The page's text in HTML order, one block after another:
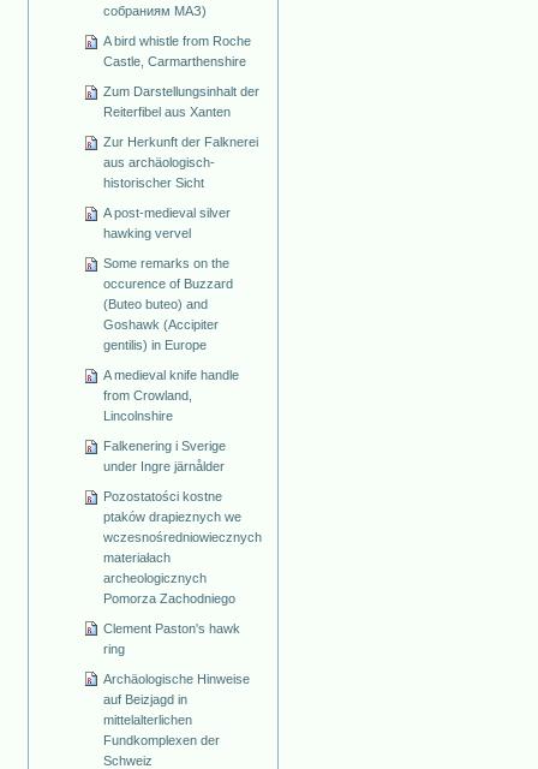
собраниям МАЗ)
A bird whistle from Roche
Castle, Carmarthenshire
Zum Darstellungsinhalt der
Reiterfibel aus Xanten
Zur Herkunft der Falknerei
aus archäologisch-
historischer Sicht
A post-medieval silver
hawking vervel
Some remarks on the
occurence of Buzzard
(Buteo buteo) and
Goshawk (Accipiter
gentilis) in Europe
A medieval knife handle
from Crowland,
Lincolnshire
Falkenering i Sverige
under Ingre järnålder
Pozostatości kostne
ptaków drapieznych we
wczesnośredniowiecznych
materiałach
archeologicznych
Pomorza Zachodniego
Clement Paston's hawk
ring
Archäologische Hinweise
auf Beizjagd in
mittelalterlichen
Fundkomplexen der
Schweiz